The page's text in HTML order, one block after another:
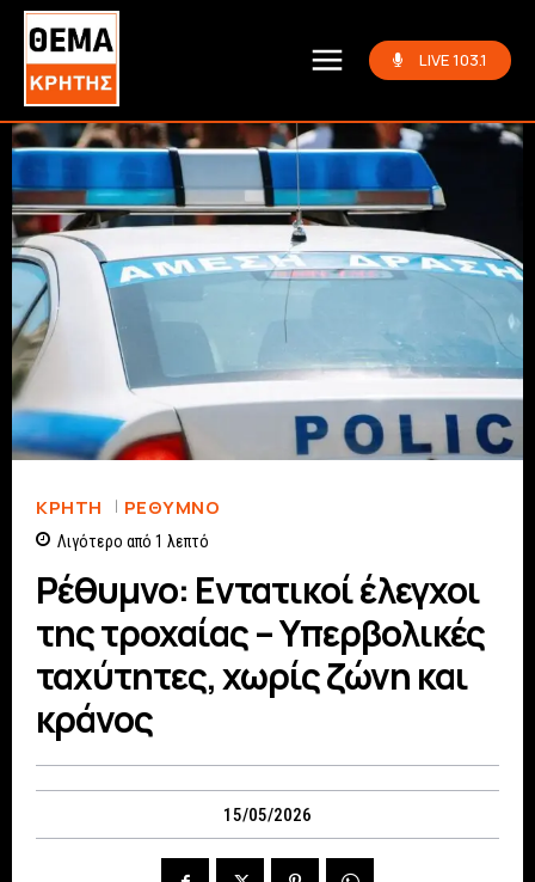
LIVE 103.1
ΚΡΗΤΗ ΡΈΘΥΜΝΟ
Λιγότερο από 1 λεπτό
Ρέθυμνο: Εντατικοί έλεγχοι
της τροχαίας – Υπερβολικές
ταχύτητες, χωρίς ζώνη και
κράνος
15/05/2026